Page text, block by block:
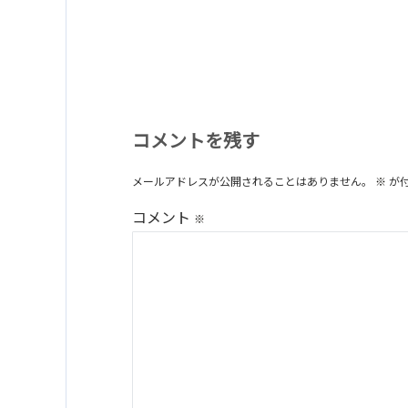
コメントを残す
メールアドレスが公開されることはありません。 ※ が
コメント ※